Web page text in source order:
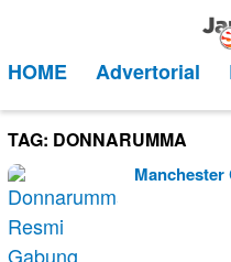
kontenMobile
HOME Advertorial
TAG: DONNARUMMA